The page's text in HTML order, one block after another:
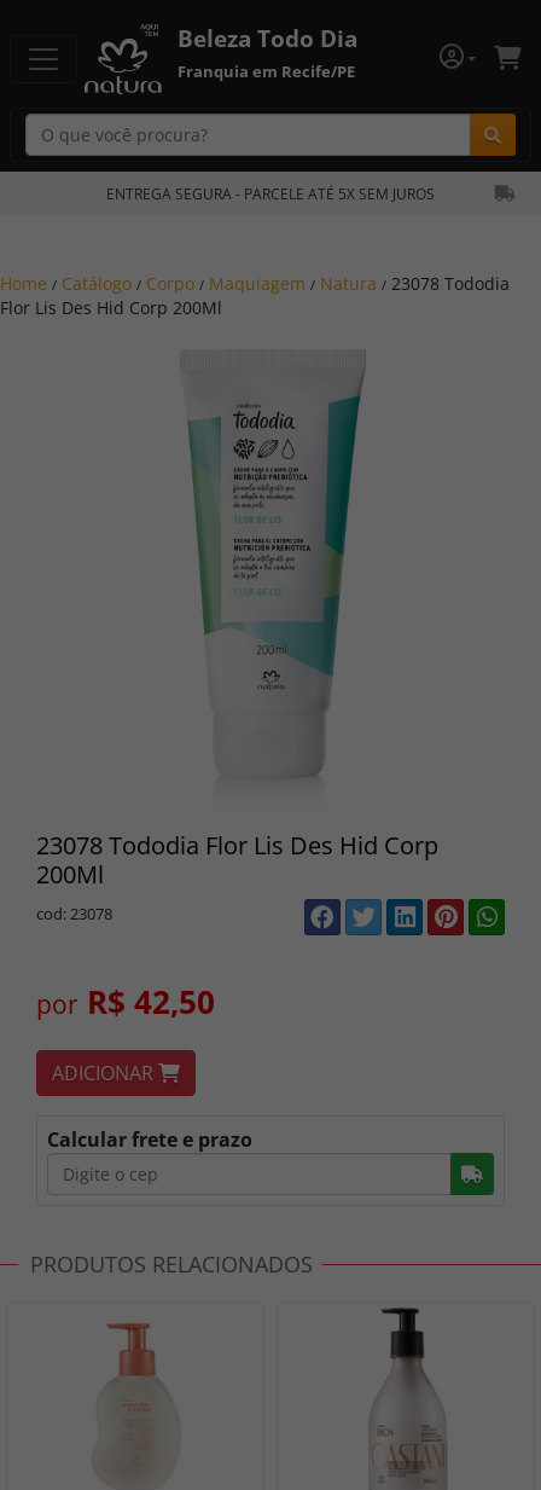
Beleza Todo Dia
Franquia em Recife/PE
ENTREGA SEGURA - PARCELE ATÉ 5X SEM JUROS
Home / Catálogo / Corpo / Maquiagem / Natura / 23078 Tododia
Flor Lis Des Hid Corp 200Ml
23078 Tododia Flor Lis Des Hid Corp
200Ml
cod: 23078
por R$ 42,50
ADICIONAR
Calcular frete e prazo
PRODUTOS RELACIONADOS